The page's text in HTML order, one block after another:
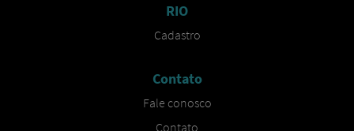
RIO
Cadastro​
Contato
Fale conosco​
Contato